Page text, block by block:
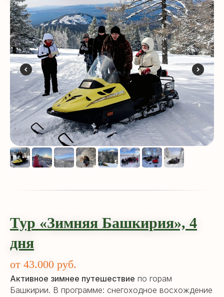
Тур «Зимняя Башкирия», 4
дня
от 43.000 руб.
Активное зимнее путешествие по горам
Башкирии. В программе: снегоходное восхождение